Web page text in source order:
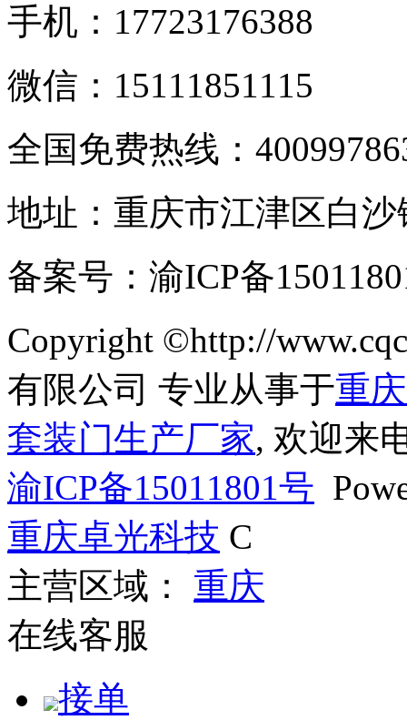
手机：17723176388
微信：15111851115
全国免费热线：
地址：重庆市江津区白
备案号：渝ICP备
Copyright ©http://
有限公司 专业从事于重
套装门生产厂家, 欢迎来
渝ICP备15011801号
重庆卓光科技 C
主营区域： 重庆
在线客服
接单